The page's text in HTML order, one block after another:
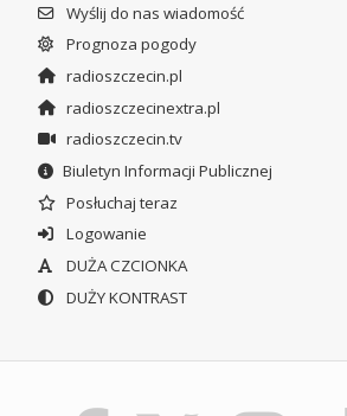
Wyślij do nas wiadomość
Prognoza pogody
radioszczecin.pl
radioszczecinextra.pl
radioszczecin.tv
Biuletyn Informacji Publicznej
Posłuchaj teraz
Logowanie
DUŻA CZCIONKA
DUŻY KONTRAST